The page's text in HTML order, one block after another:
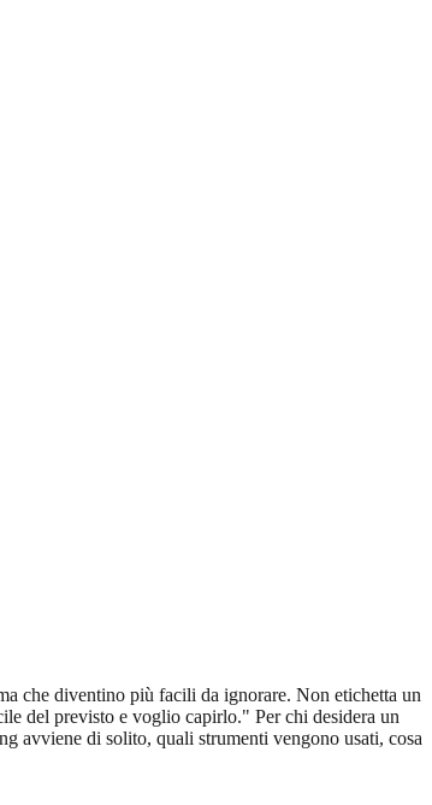
che diventino più facili da ignorare. Non etichetta un
del previsto e voglio capirlo." Per chi desidera un
avviene di solito, quali strumenti vengono usati, cosa